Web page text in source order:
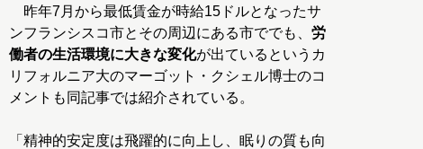
昨年7月から最低賃金が時給15ドルとなったサ
ンフランシスコ市とその周辺にある市ででも、 労
働者の生活環境に大きな変化が出ているというカ
リフォルニア大のマーゴット・クシェル博士のコ
メントも同記事では紹介されている。
「精神的安定度は飛躍的に向上し、眠りの質も向